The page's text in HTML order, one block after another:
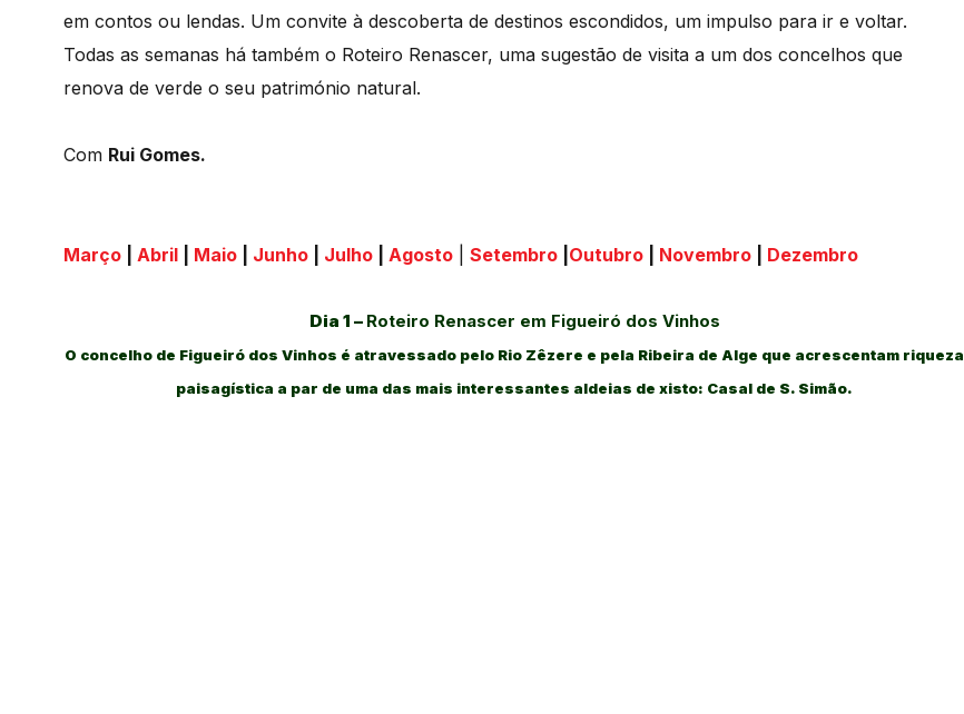
em contos ou lendas. Um convite à descoberta de destinos escondidos, um impulso para ir e voltar.
Todas as semanas há também o Roteiro Renascer, uma sugestão de visita a um dos concelhos que
renova de verde o seu património natural.
Com Rui Gomes.
Março Abril Maio Junho Julho Agosto Setembro Outubro Novembro Dezembro
Dia 1 – Roteiro Renascer em Figueiró dos Vinhos
O concelho de Figueiró dos Vinhos é atravessado pelo Rio Zêzere e pela Ribeira de Alge que acrescentam riqueza
paisagística a par de uma das mais interessantes aldeias de xisto: Casal de S. Simão.